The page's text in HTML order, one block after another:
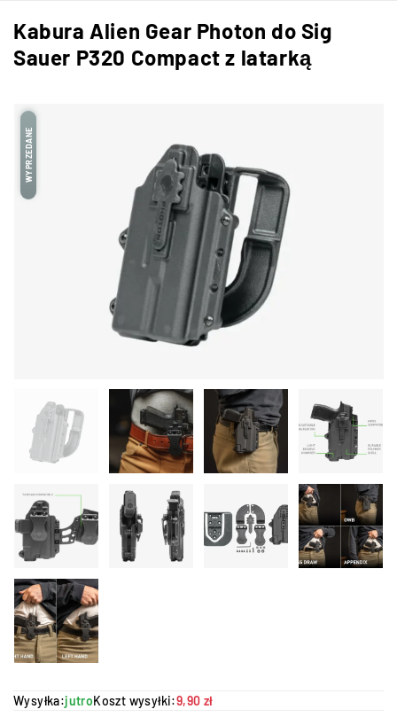
Kabura Alien Gear Photon do Sig
Sauer P320 Compact z latarką
WYPRZEDANE
Wysyłka:jutroKoszt wysyłki:9,90 zł